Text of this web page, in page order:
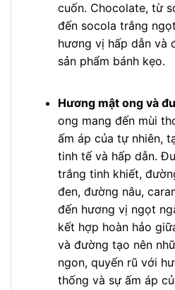
cuốn. Chocolate, từ
đến socola trắng
hương vị hấp dẫn và
sản phẩm bánh kẹo.
Hương mật ong và
ong mang đến mùi
ấm áp của tự nhiên,
tinh tế và hấp dẫn.
trắng tinh khiết,
đen, đường nâu,
đến hương vị ngọt
kết hợp hoàn hảo
và đường tạo nên
ngon, quyến rũ với
thống và sự ấm áp